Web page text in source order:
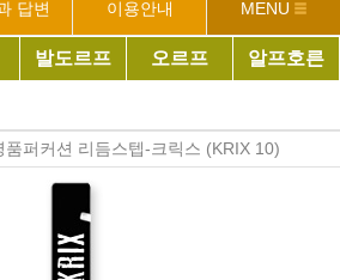
답변 이용안내 MENU
발도르프 오르프 알프호른
품퍼커션 리듬스텝-크릭스 (KRIX 10)